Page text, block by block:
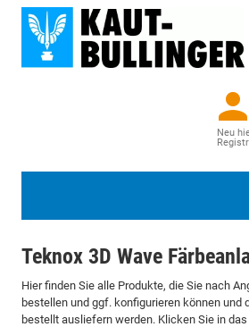
Neu
Teknox 3D Wave
Hier finden Sie alle Produkte, die Sie nach
bestellen und ggf. konfigurieren können und
bestellt ausliefern werden. Klicken Sie in